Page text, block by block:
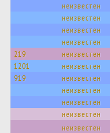
неизвестен
неизвестен
неизвестен
неизвестен
219 неизвестен
1201 неизвестен
919 неизвестен
неизвестен
неизвестен
неизвестен
неизвестен